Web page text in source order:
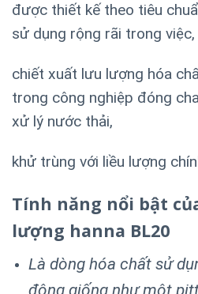
được thiết kế theo tiêu
sử dụng rộng rãi trong việc,
chiết xuất lưu lượng hóa
trong công nghiệp đóng
xử lý nước thải,
khử trùng với liều lượng
Tính năng nổi bật
lượng hanna BL20
Là dòng hóa chất sử
động giống như một